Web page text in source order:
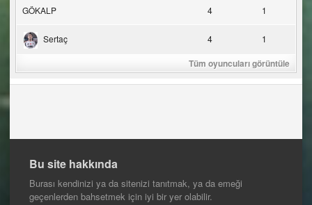
GÖKALP 4 1
Sertaç 4 1
Tüm oyuncuları görüntüle
Bu site hakkında
Burası kendinizi ya da sitenizi tanıtmak, ya da emeği
geçenlerden bahsetmek için iyi bir yer olabilir.